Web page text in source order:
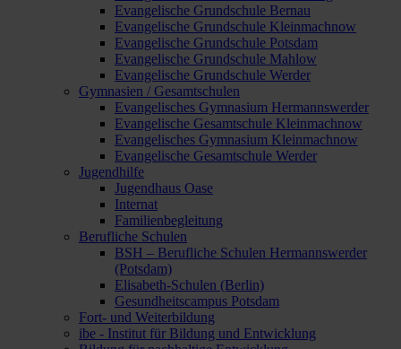
Evangelische Grundschule Bernau
Evangelische Grundschule Kleinmachnow
Evangelische Grundschule Potsdam
Evangelische Grundschule Mahlow
Evangelische Grundschule Werder
Gymnasien / Gesamtschulen
Evangelisches Gymnasium Hermannswerder
Evangelische Gesamtschule Kleinmachnow
Evangelisches Gymnasium Kleinmachnow
Evangelische Gesamtschule Werder
Jugendhilfe
Jugendhaus Oase
Internat
Familienbegleitung
Berufliche Schulen
BSH – Berufliche Schulen Hermannswerder
(Potsdam)
Elisabeth-Schulen (Berlin)
Gesundheitscampus Potsdam
Fort- und Weiterbildung
ibe - Institut für Bildung und Entwicklung